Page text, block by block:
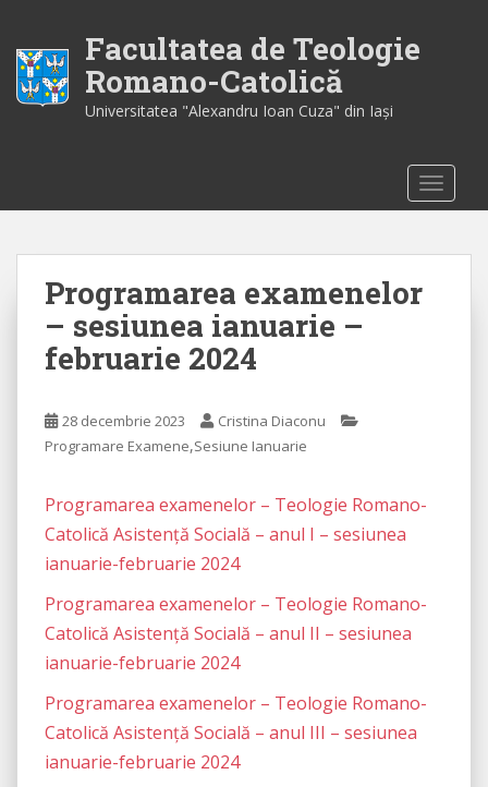
i
Facultatea de Teologie
Romano-Catolică
Universitatea "Alexandru Ioan Cuza" din Iaşi
Programarea examenelor
– sesiunea ianuarie –
februarie 2024
28 decembrie 2023
Cristina Diaconu
Programare Examene,Sesiune Ianuarie
Programarea examenelor – Teologie Romano-
Catolică Asistență Socială – anul I – sesiunea
ianuarie-februarie 2024
Programarea examenelor – Teologie Romano-
Catolică Asistență Socială – anul II – sesiunea
ianuarie-februarie 2024
Programarea examenelor – Teologie Romano-
Catolică Asistență Socială – anul III – sesiunea
ianuarie-februarie 2024